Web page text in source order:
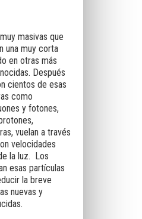
masivas que
una muy corta
en otras más
Después
cientos de esas
como
y fotones,
vuelan a través
velocidades
la luz. Los
esas partículas
la breve
nuevas y